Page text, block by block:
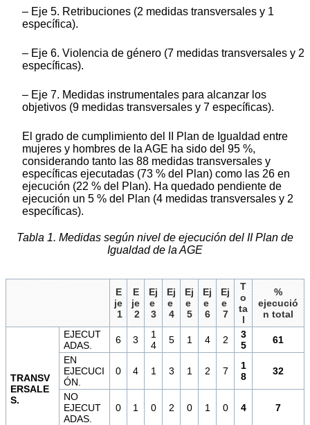
‒ Eje 5. Retribuciones (2 medidas transversales y 1
específica).
‒ Eje 6. Violencia de género (7 medidas transversales y 2
específicas).
‒ Eje 7. Medidas instrumentales para alcanzar los
objetivos (9 medidas transversales y 7 específicas).
El grado de cumplimiento del II Plan de Igualdad entre
mujeres y hombres de la AGE ha sido del 95 %,
considerando tanto las 88 medidas transversales y
específicas ejecutadas (73 % del Plan) como las 26 en
ejecución (22 % del Plan). Ha quedado pendiente de
ejecución un 5 % del Plan (4 medidas transversales y 2
específicas).
Tabla 1. Medidas según nivel de ejecución del II Plan de
Igualdad de la AGE
E
je
1
E
je
2
Ej
e
3
Ej
e
4
Ej
e
5
Ej
e
6
Ej
e
7
T
o
ta
l
%
ejecució
n total
TRANSV
ERSALE
S.
EJECUT
ADAS.
6 3
1
4
5 1 4 2
3
5
61
EN
EJECUCI
ÓN.
0 4 1 3 1 2 7
1
8
32
NO
EJECUT
ADAS.
0 1 0 2 0 1 0 4 7